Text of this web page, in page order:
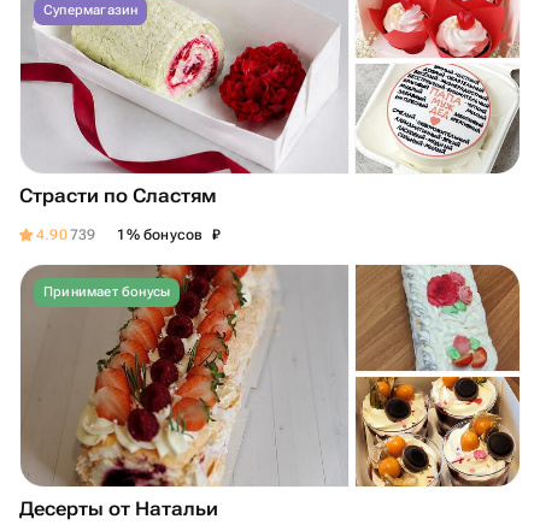
Супермагазин
Страсти по Сластям
4.90739 1% бонусов ₽
Принимает бонусы
Десерты от Натальи